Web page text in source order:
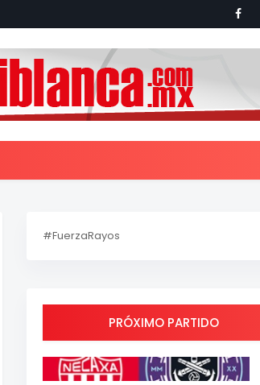
#FuerzaRayos
PRÓXIMO PARTIDO